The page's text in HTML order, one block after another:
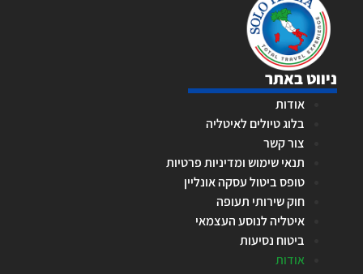
ניווט באתר
אודות
בלוג טיולים לאיטליה
צור קשר
תנאי שימוש ומדיניות פרטיות
טופס ביטול עסקה אונליין
חוק שירותי תעופה
איטליה לנוסע העצמאי
ביטוח נסיעות
אודות